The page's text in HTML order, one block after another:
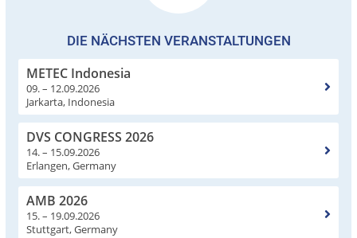
DIE NÄCHSTEN VERANSTALTUNGEN
METEC Indonesia
09. – 12.09.2026
Jarkarta, Indonesia
DVS CONGRESS 2026
14. – 15.09.2026
Erlangen, Germany
AMB 2026
15. – 19.09.2026
Stuttgart, Germany